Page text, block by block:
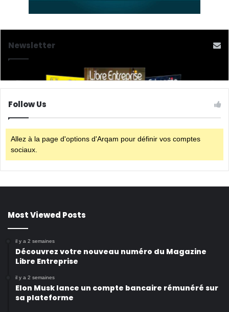
Newsletter
Follow Us
Allez à la page d'options d'Arqam pour définir vos comptes
sociaux.
Most Viewed Posts
il y a 2 semaines
Découvrez votre nouveau numéro du Magazine
Libre Entreprise
il y a 2 semaines
Elon Musk lance un compte bancaire rémunéré sur
sa plateforme